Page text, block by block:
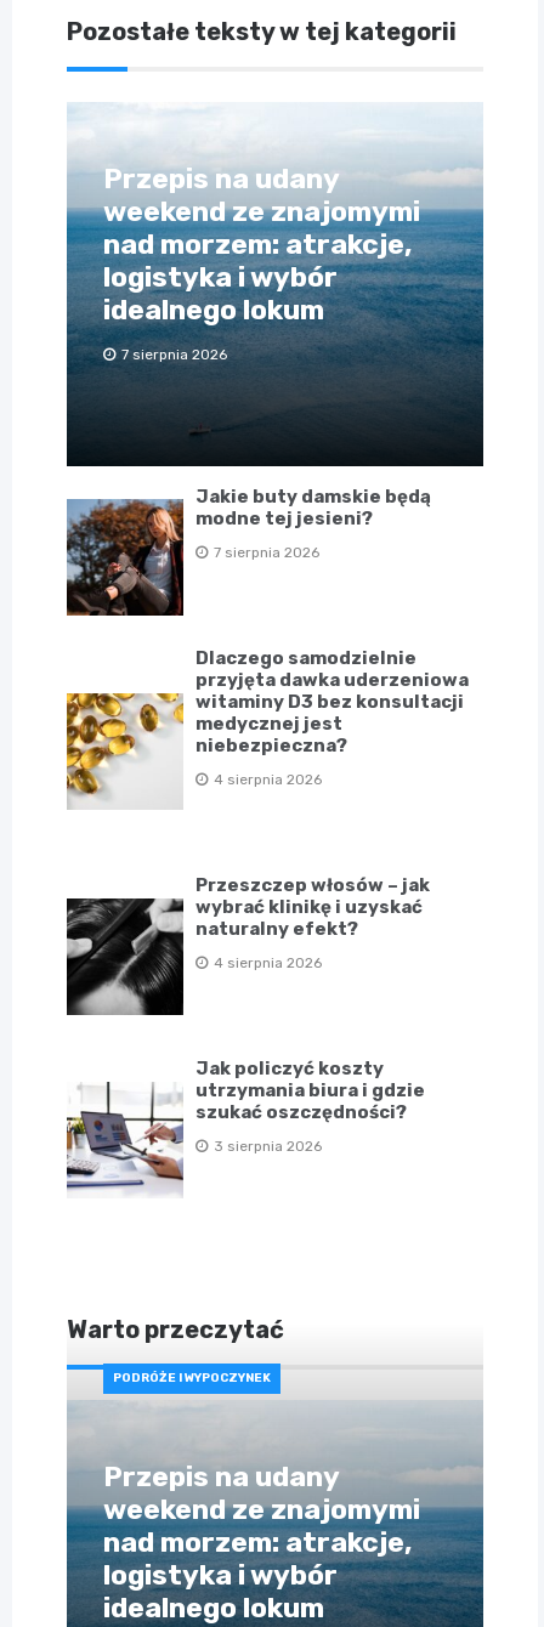
Pozostałe teksty w tej kategorii
Przepis na udany
weekend ze znajomymi
nad morzem: atrakcje,
logistyka i wybór
idealnego lokum
7 sierpnia 2026
Jakie buty damskie będą
modne tej jesieni?
7 sierpnia 2026
Dlaczego samodzielnie
przyjęta dawka uderzeniowa
witaminy D3 bez konsultacji
medycznej jest
niebezpieczna?
4 sierpnia 2026
Przeszczep włosów – jak
wybrać klinikę i uzyskać
naturalny efekt?
4 sierpnia 2026
Jak policzyć koszty
utrzymania biura i gdzie
szukać oszczędności?
3 sierpnia 2026
Warto przeczytać
PODRÓŻE I WYPOCZYNEK
Przepis na udany
weekend ze znajomymi
nad morzem: atrakcje,
logistyka i wybór
idealnego lokum